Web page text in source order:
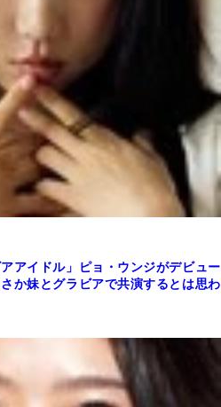
アイドル」ピョ・ウンジがデビュー
か妹とグラビアで共演するとは思わ